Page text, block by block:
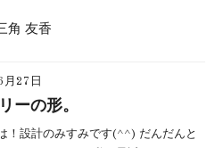
角 友香
月27日
ーの形。
！設計のみすみです(^^) だんだんと